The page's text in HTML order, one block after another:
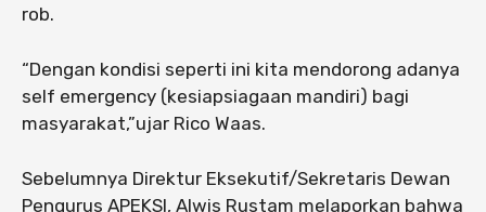
rob.
“Dengan kondisi seperti ini kita mendorong adanya
self emergency (kesiapsiagaan mandiri) bagi
masyarakat,”ujar Rico Waas.
Sebelumnya Direktur Eksekutif/Sekretaris Dewan
Pengurus APEKSI, Alwis Rustam melaporkan bahwa